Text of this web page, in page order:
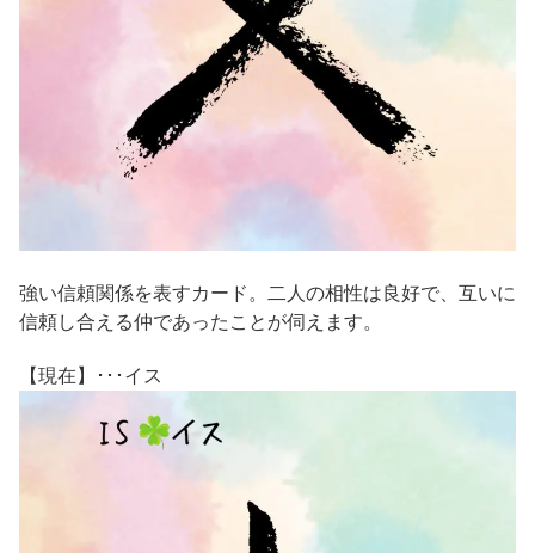
強い信頼関係を表すカード。二人の相性は良好で、互いに
信頼し合える仲であったことが伺えます。
【現在】･･･イス